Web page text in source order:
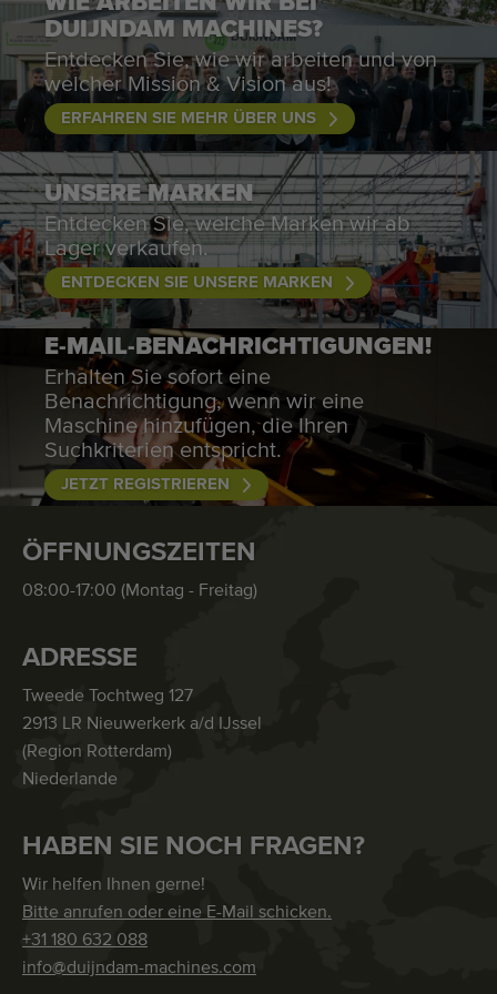
DUIJNDAM MACHINES?
Entdecken Sie, wie wir arbeiten und von
welcher Mission & Vision aus!
ERFAHREN SIE MEHR ÜBER UNS
UNSERE MARKEN
Entdecken Sie, welche Marken wir ab
Lager verkaufen.
ENTDECKEN SIE UNSERE MARKEN
E-MAIL-BENACHRICHTIGUNGEN!
Erhalten Sie sofort eine
Benachrichtigung, wenn wir eine
Maschine hinzufügen, die Ihren
Suchkriterien entspricht.
JETZT REGISTRIEREN
ÖFFNUNGSZEITEN
08:00-17:00 (Montag - Freitag)
ADRESSE
Tweede Tochtweg 127
2913 LR Nieuwerkerk a/d IJssel
(Region Rotterdam)
Niederlande
HABEN SIE NOCH FRAGEN?
Wir helfen Ihnen gerne!
Bitte anrufen oder eine E-Mail schicken.
+31 180 632 088
info@duijndam-machines.com